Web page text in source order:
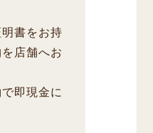
書をお持
店舗へお
即現金に